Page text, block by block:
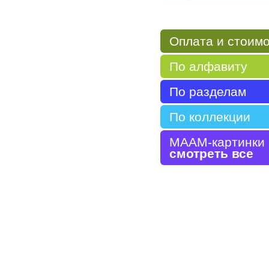
Оплата и
По алфавиту
По разделам
По коллекции
МААМ-картинки
смотреть все